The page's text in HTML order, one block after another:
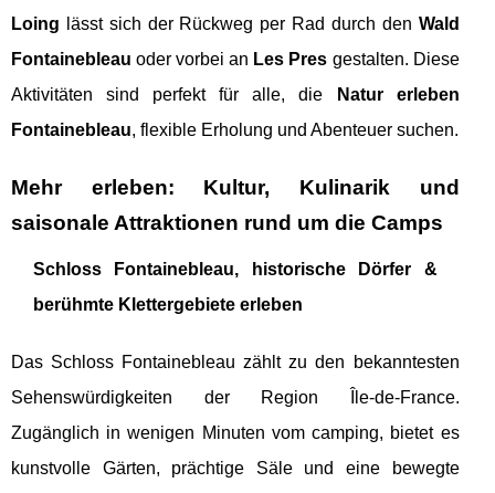
Loing lässt sich der Rückweg per Rad durch den Wald
Fontainebleau oder vorbei an Les Pres gestalten. Diese
Aktivitäten sind perfekt für alle, die
Natur erleben
Fontainebleau, flexible Erholung und Abenteuer suchen.
Mehr erleben: Kultur, Kulinarik und
saisonale Attraktionen rund um die Camps
Schloss Fontainebleau, historische Dörfer &
berühmte Klettergebiete erleben
Das Schloss Fontainebleau zählt zu den bekanntesten
Sehenswürdigkeiten der Region Île-de-France.
Zugänglich in wenigen Minuten vom camping, bietet es
kunstvolle Gärten, prächtige Säle und eine bewegte